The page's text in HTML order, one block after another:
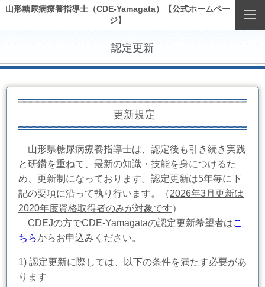
山形糖尿病療養指導士（CDE-Yamagata）【公式ホームペー
ジ】
認定更新
更新規定
山形県糖尿病療養指導士は、 認定後も引き続き実践
と研鑽を重ねて、最新の知識・技能を身につけるた
め、更新制になっております。 認定更新は5年毎に下
記の要項に沿って執り行います。（2026年3月更新は
2020年度資格取得者のみが対象です）
CDEJの方でCDE-Yamagataの認定更新希望者はこ
ちらからお申込みください。
1) 認定更新に際しては、以下の条件を満たす必要があ
ります